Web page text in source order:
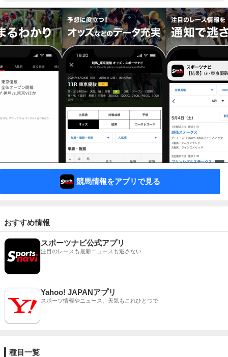
競馬情報をアプリで見る
おすすめ情報
スポーツナビ公式アプリ
注目のレースも最新ニュースも逃さない
Yahoo! JAPANアプリ
スポーツ情報やニュース、天気もこれひとつで
種目一覧